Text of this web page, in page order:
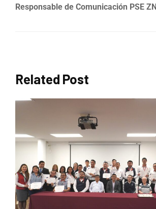
Responsable de Comunicación PSE ZN
Related Post